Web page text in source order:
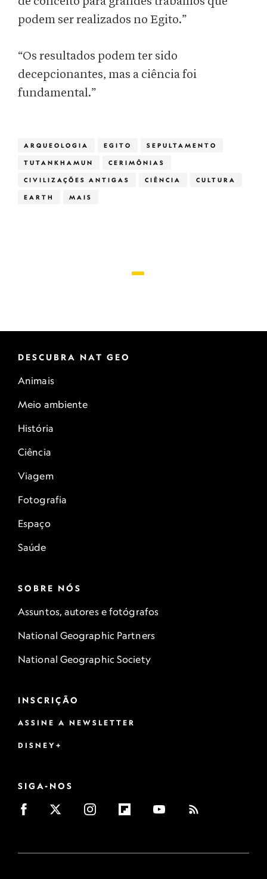
podem ser realizados no Egito.”
“Os resultados podem ter sido
decepcionantes, mas a ciência foi
fundamental.”
ARQUEOLOGIA EGITO SEPULTAMENTO
TUTANKHAMUN CERIMÔNIAS
CIVILIZAÇÕES ANTIGAS CIÊNCIA CULTURA
EARTH MAIS
DESCUBRA NAT GEO
Animais
Meio ambiente
História
Ciência
Viagem
Fotografia
Espaço
Saúde
SOBRE NÓS
Assuntos, autores e fotógrafos
National Geographic Partners
National Geographic Society
INSCRIÇÃO
ASSINE A NEWSLETTER
DISNEY+
SIGA-NOS